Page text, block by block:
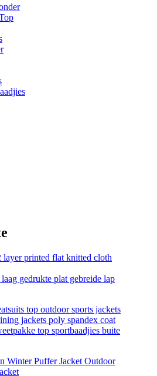
gedrukte plat gebreide lap
top sportbaadjies buite